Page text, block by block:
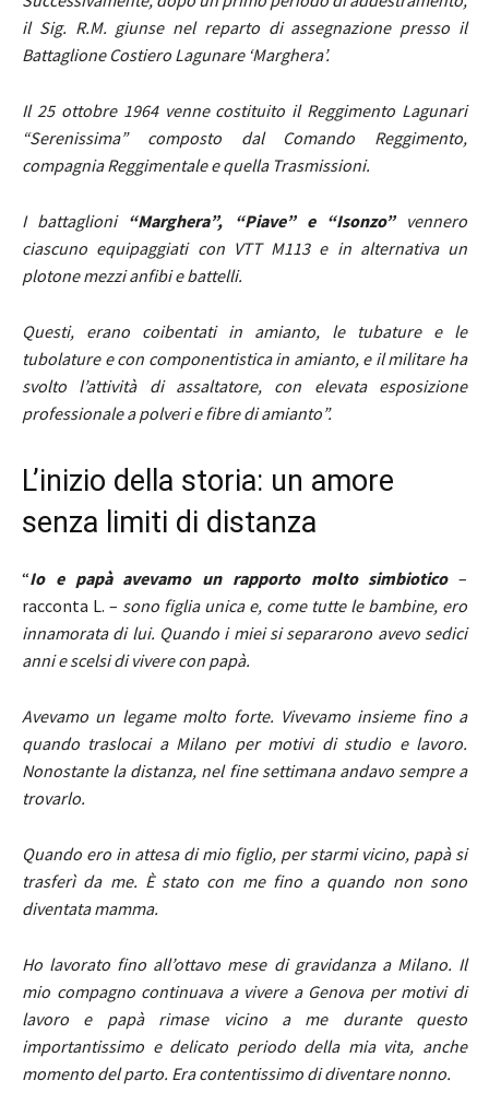
il Sig. R.M. giunse nel reparto di assegnazione presso il
Battaglione Costiero Lagunare ‘Marghera’.
Il 25 ottobre 1964 venne costituito il Reggimento Lagunari
“Serenissima” composto dal Comando Reggimento,
compagnia Reggimentale e quella Trasmissioni.
I battaglioni “Marghera”, “Piave” e “Isonzo”vennero
ciascuno equipaggiati con VTT M113 e in alternativa un
plotone mezzi anfibi e battelli.
Questi, erano coibentati in amianto, le tubature e le
tubolature e con componentistica in amianto, e il militare ha
svolto l’attività di assaltatore, con elevata esposizione
professionale a polveri e fibre di amianto”.
L’inizio della storia: un amore
senza limiti di distanza
“Io e papà avevamo un rapporto molto simbiotico –
racconta L. – sono figlia unica e, come tutte le bambine, ero
innamorata di lui. Quando i miei si separarono avevo sedici
anni e scelsi di vivere con papà.
Avevamo un legame molto forte. Vivevamo insieme fino a
quando traslocai a Milano per motivi di studio e lavoro.
Nonostante la distanza, nel fine settimana andavo sempre a
trovarlo.
Quando ero in attesa di mio figlio, per starmi vicino, papà si
trasferì da me. È stato con me fino a quando non sono
diventata mamma.
Ho lavorato fino all’ottavo mese di gravidanza a Milano. Il
mio compagno continuava a vivere a Genova per motivi di
lavoro e papà rimase vicino a me durante questo
importantissimo e delicato periodo della mia vita, anche
momento del parto. Era contentissimo di diventare nonno.